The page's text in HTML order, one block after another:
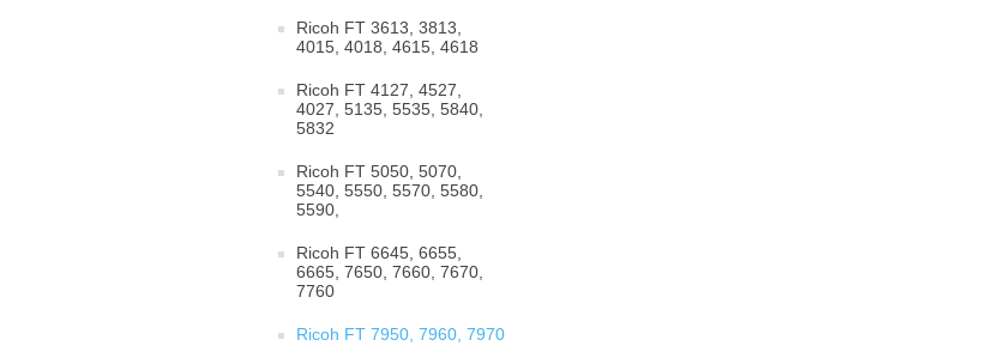
Ricoh FT 3613, 3813,
4015, 4018, 4615, 4618
Ricoh FT 4127, 4527,
4027, 5135, 5535, 5840,
5832
Ricoh FT 5050, 5070,
5540, 5550, 5570, 5580,
5590,
Ricoh FT 6645, 6655,
6665, 7650, 7660, 7670,
7760
Ricoh FT 7950, 7960, 7970